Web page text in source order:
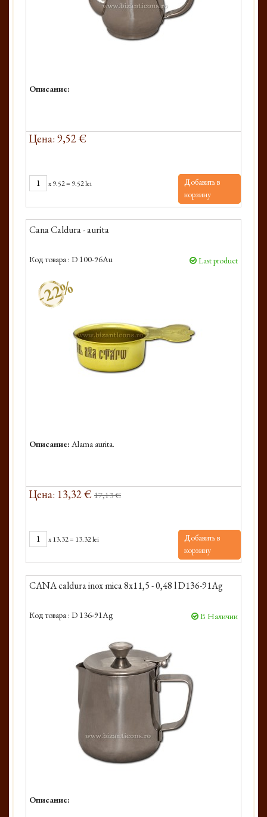
Описание:
Цена: 9,52 €
x9.52= 9.52 lei
Добавить в
корзину
Cana Caldura - aurita
Код товара : D 100-96Au Last product
-22%
Описание: Alama aurita.
Цена: 13,32 € 17,13 €
x13.32= 13.32 lei
Добавить в
корзину
CANA caldura inox mica 8x11,5 - 0,48 l D136-91Ag
Код товара : D 136-91Ag В Наличии
Описание: